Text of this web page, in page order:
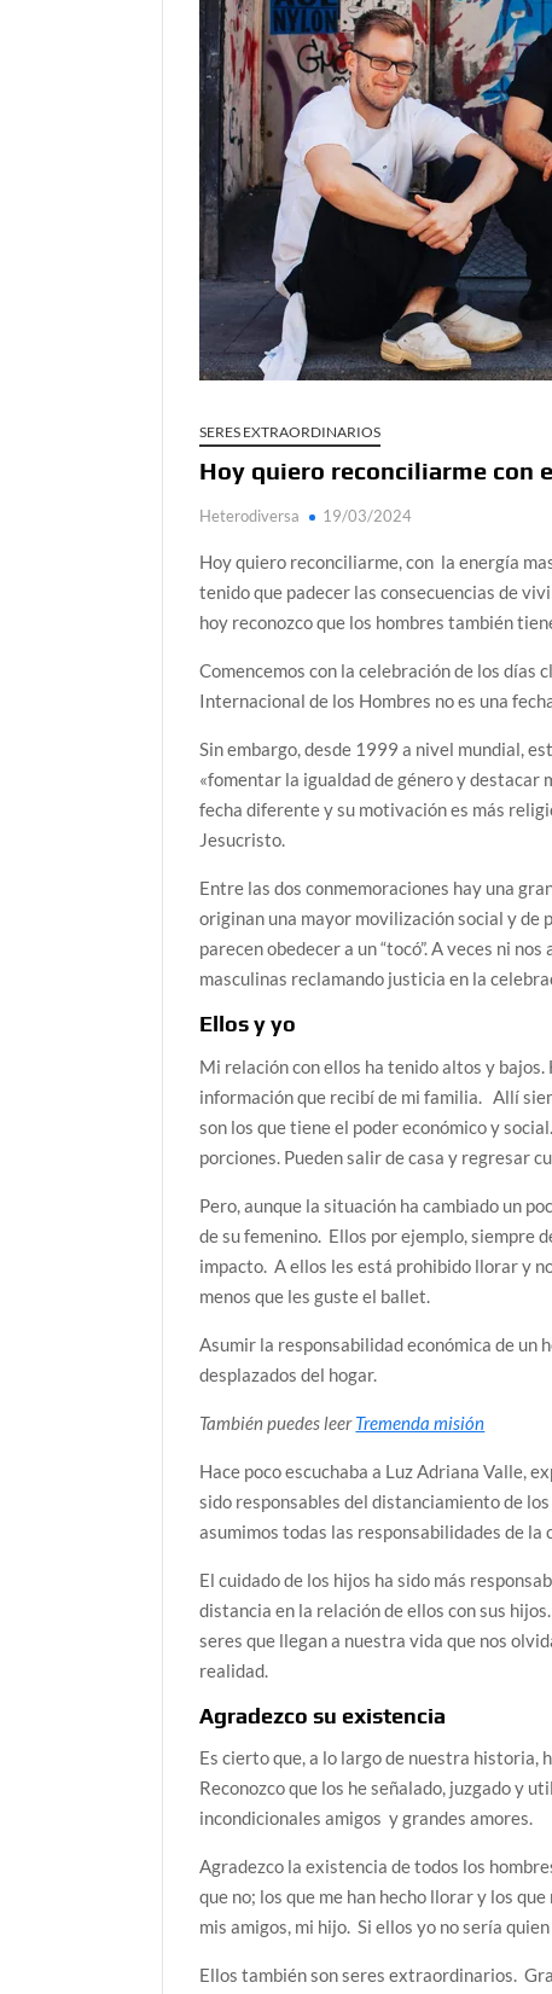
Día de Independencia 2026: de Patria Boba
¿Podemos comunicarnos con seres de otros
Salud mental digital: cómo frenar la
Denuncia por violencia sexual en Colombia:
¿Cómo descubrir esa conexión energética
SERES EXTRAORDINARIOS
Hoy quiero reconciliarme con
Heterodiversa 19/03/2024
Hoy quiero reconciliarme, con la energía
tenido que padecer las consecuencias de
hoy reconozco que los hombres también
Comencemos con la celebración de los
Internacional de los Hombres no es una
Sin embargo, desde 1999 a nivel mundial,
«fomentar la igualdad de género y destacar
fecha diferente y su motivación es más
Jesucristo.
Entre las dos conmemoraciones hay una
originan una mayor movilización social y de
parecen obedecer a un “tocó”. A veces ni
masculinas reclamando justicia en la
Ellos y yo
Mi relación con ellos ha tenido altos y
información que recibí de mi familia. Allí
son los que tiene el poder económico y
porciones. Pueden salir de casa y regresar
Pero, aunque la situación ha cambiado un
de su femenino. Ellos por ejemplo, siempre
impacto. A ellos les está prohibido llorar y
menos que les guste el ballet.
Asumir la responsabilidad económica de un
desplazados del hogar.
También puedes leerTremenda misión
Hace poco escuchaba a Luz Adriana Valle,
sido responsables del distanciamiento de
asumimos todas las responsabilidades de la
El cuidado de los hijos ha sido más
distancia en la relación de ellos con sus
seres que llegan a nuestra vida que nos
realidad.
Agradezco su existencia
Es cierto que, a lo largo de nuestra historia,
Reconozco que los he señalado, juzgado y
incondicionales amigos y grandes amores.
Agradezco la existencia de todos los
que no; los que me han hecho llorar y los
mis amigos, mi hijo. Si ellos yo no sería
Ellos también son seres extraordinarios.